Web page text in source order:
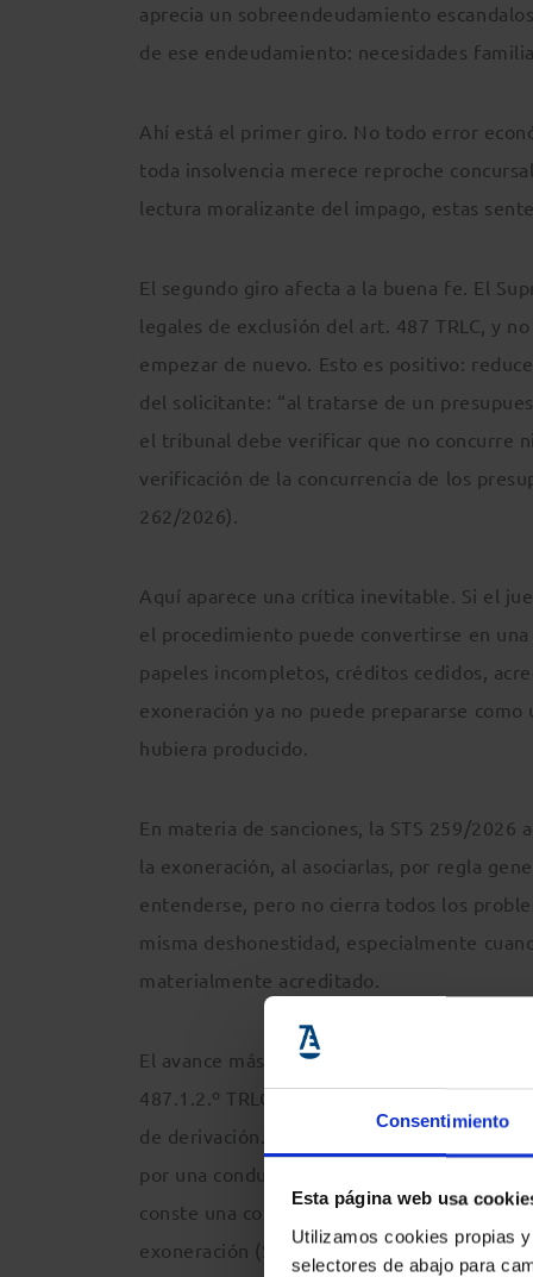
Consentimiento
Esta página web usa
Utilizamos cookies propias
selectores de abajo para
aprecia un sobreendeudamiento
de ese endeudamiento: necesidades
Ahí está el primer giro. No todo error
toda insolvencia merece reproche
lectura moralizante del impago, estas
El segundo giro afecta a la buena fe. El
legales de exclusión del art. 487 TRLC, y
empezar de nuevo. Esto es positivo:
del solicitante: “al tratarse de un
el tribunal debe verificar que no concurre
verificación de la concurrencia de los
262/2026).
Aquí aparece una crítica inevitable. Si el
el procedimiento puede convertirse en
papeles incompletos, créditos cedidos,
exoneración ya no puede prepararse
hubiera producido.
En materia de sanciones, la STS 259/
la exoneración, al asociarlas, por regla
entenderse, pero no cierra todos los
misma deshonestidad, especialmente
materialmente acreditado.
El avance más intenso está en las
487.1.2.º TRLC podía denegar
de derivación. El Supremo corrige ese
por una conducta infractora, sino que está
conste una conducta fraudulenta
exoneración (SSTS 261, 262 y 264/2026).